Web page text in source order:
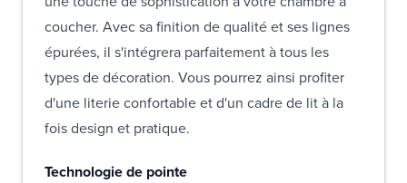
coucher. Avec sa finition de qualité et ses lignes
épurées, il s'intégrera parfaitement à tous les
types de décoration. Vous pourrez ainsi profiter
d'une literie confortable et d'un cadre de lit à la
fois design et pratique.
Technologie de pointe